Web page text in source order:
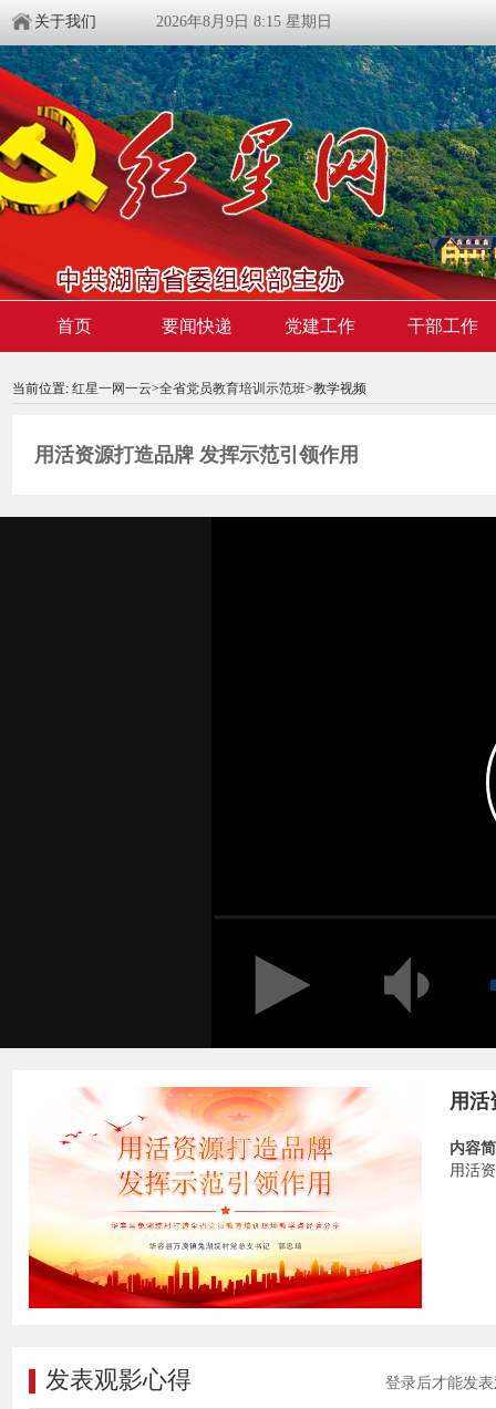
关于我们 2026年8月9日 8:15 星期日
首页 要闻快递 党建工作 干部工作
当前位置: 红星一网一云>全省党员教育培训示范班>教学视频
用活资源打造品牌 发挥示范引领作用
00:00:00 / 00:00
用活
内容
用活
登录后才能发
发表观影心得